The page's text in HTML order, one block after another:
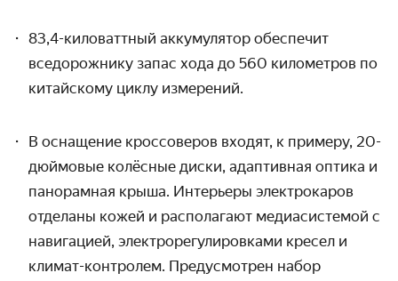
83,4-киловаттный аккумулятор обеспечит
вседорожнику запас хода до 560 километров по
китайскому циклу измерений.
В оснащение кроссоверов входят, к примеру, 20-
дюймовые колёсные диски, адаптивная оптика и
панорамная крыша. Интерьеры электрокаров
отделаны кожей и располагают медиасистемой с
навигацией, электрорегулировками кресел и
климат-контролем. Предусмотрен набор